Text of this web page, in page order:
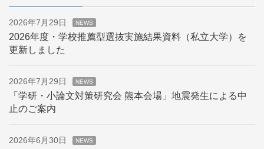
2026年7月29日 NEWS
2026年度・学校推薦型選抜実施結果資料（私立大学）を
更新しました
2026年7月29日 NEWS
「学研・小論文対策研究会 熊本会場」地震発生による中
止のご案内
2026年6月30日 NEWS